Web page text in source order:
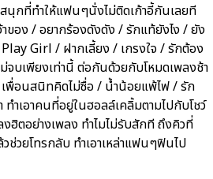
นุกที่ทำให้แฟนๆนั่งไม่ติดเก้าอี้กันเลยที
ของ / อยากร้องดังดัง / รักแท้ยังไง / ยัง
Girl / ฝากเลี้ยง / เกรงใจ / รักต้อง
บเพียงเท่านี้ ต่อกันด้วยกับโหมดเพลงช้า
เพื่อนสนิทคิดไม่ซื่อ / น้ำน้อยแพ้ไฟ / รัก
ำเอาคนที่อยู่ในฮอลล์เคลิ้มตามไปกับโชว์
ฮิตอย่างเพลง ทำไมไม่รับสักที ถึงคิวที่
ช่วยโทรกลับ ทำเอาเหล่าแฟนๆฟินไป